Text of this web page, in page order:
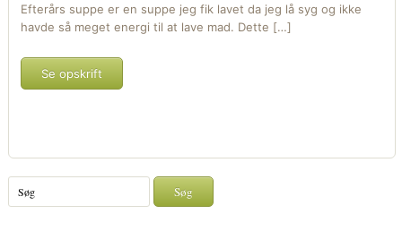
Efterårs suppe er en suppe jeg fik lavet da jeg lå syg og ikke
havde så meget energi til at lave mad. Dette […]
Se opskrift